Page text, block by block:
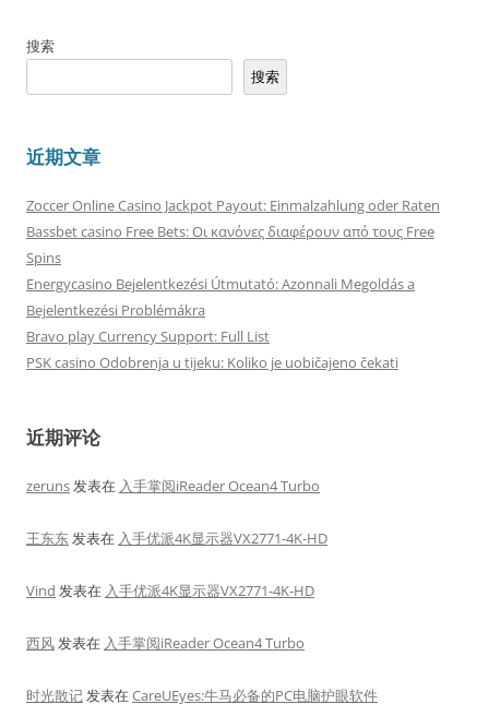
搜索
搜索
近期文章
Zoccer Online Casino Jackpot Payout: Einmalzahlung oder Raten
Bassbet casino Free Bets: Οι κανόνες διαφέρουν από τους Free
Spins
Energycasino Bejelentkezési Útmutató: Azonnali Megoldás a
Bejelentkezési Problémákra
Bravo play Currency Support: Full List
PSK casino Odobrenja u tijeku: Koliko je uobičajeno čekati
近期评论
zeruns发表在 入手掌阅iReader Ocean4 Turbo
王东东发表在 入手优派4K显示器VX2771-4K-HD
Vind 发表在 入手优派4K显示器VX2771-4K-HD
西风发表在 入手掌阅iReader Ocean4 Turbo
时光散记发表在CareUEyes:牛马必备的PC电脑护眼软件